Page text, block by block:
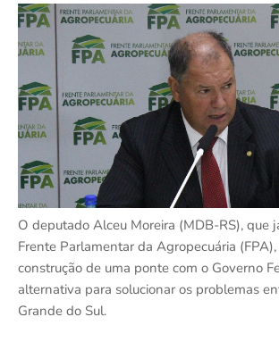
O deputado Alceu Moreira (MDB-RS), que
Frente Parlamentar da Agropecuária
construção de uma ponte com o Governo
alternativa para solucionar os problemas
Grande do Sul.